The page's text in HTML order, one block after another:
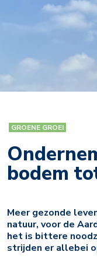
GROENE GROEI
bodem
Meer gezonde
natuur, voor de
het is bittere
strijden er allebei